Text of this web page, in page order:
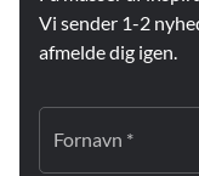
Vi sender 1-2
afmelde dig igen.
Fornavn *